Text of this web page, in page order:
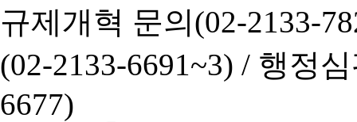
규제개혁 문의(02-2133-
(02-2133-6691~3) / 행정심
6677)